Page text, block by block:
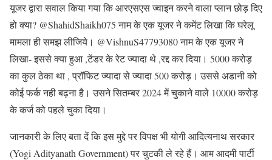
यूजर द्वारा सवाल किया गया कि आरएसएस ज्वाइन करने वाला प्लान छोड़ दिए
हो क्या? @ShahidShaikh075 नाम के एक यूजर ने कमेंट लिखा कि घरेलू
मामला ही समझ लीजिये। @VishnuS47793080 नाम के एक यूजर ने
लिखा- इससे क्या हुआ ,टेंडर के रेट ज्यादा थे ,रद्द कर दिया। 5000 करोड़
का कुल ठेका था , प्रॉफिट ज्यादा से ज्यादा 500 करोड़। उससे अडानी को
कोई फर्क नही बढ़ना है। उसने सितम्बर 2024 में चुकाने वाले 10000 करोड़
के कर्ज को पहले चुका दिया।
जानकारी के लिए बता दें कि इस मुद्दे पर विपक्ष भी योगी आदित्यनाथ सरकार
(Yogi Adityanath Government) पर चुटकी ले रहे हैं। आम आदमी पार्टी